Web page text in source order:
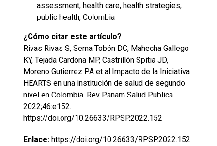
assessment, health care, health strategies,
public health, Colombia
¿Cómo citar este artículo?
Rivas Rivas S, Serna Tobón DC, Mahecha Gallego
KY, Tejada Cardona MP, Castrillón Spitia JD,
Moreno Gutierrez PA et al.Impacto de la Iniciativa
HEARTS en una institución de salud de segundo
nivel en Colombia. Rev Panam Salud Publica.
2022;46:e152.
https://doi.org/10.26633/RPSP.2022.152
Enlace: https://doi.org/10.26633/RPSP.2022.152